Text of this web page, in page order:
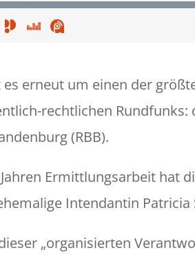
es erneut um einen der
rechtlichen
(RBB).
Ermittlungsarbeit hat
Intendantin
„organisierten